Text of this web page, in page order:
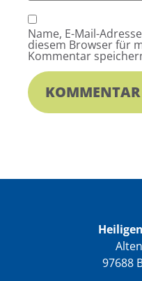
Name, E-Mail-
diesem Browser für
Kommentar
97688